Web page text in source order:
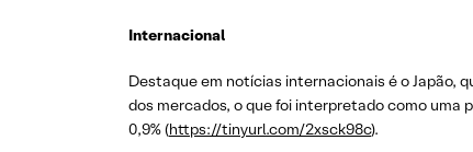
Internacional
Destaque em notícias internacionais é o Japão,
dos mercados, o que foi interpretado como uma
0,9% (https://tinyurl.com/2xsck98c).